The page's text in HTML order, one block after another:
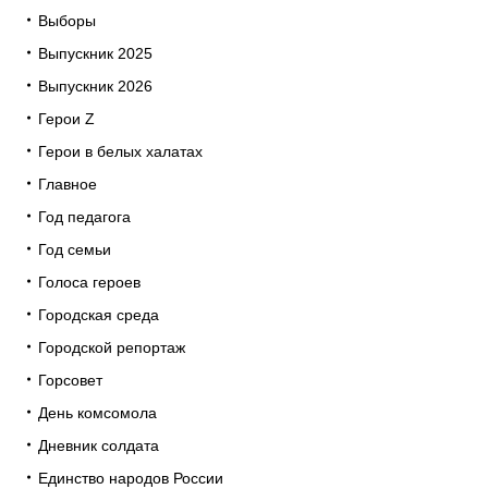
Выборы
Выпускник 2025
Выпускник 2026
Герои Z
Герои в белых халатах
Главное
Год педагога
Год семьи
Голоса героев
Городская среда
Городской репортаж
Горсовет
День комсомола
Дневник солдата
Единство народов России